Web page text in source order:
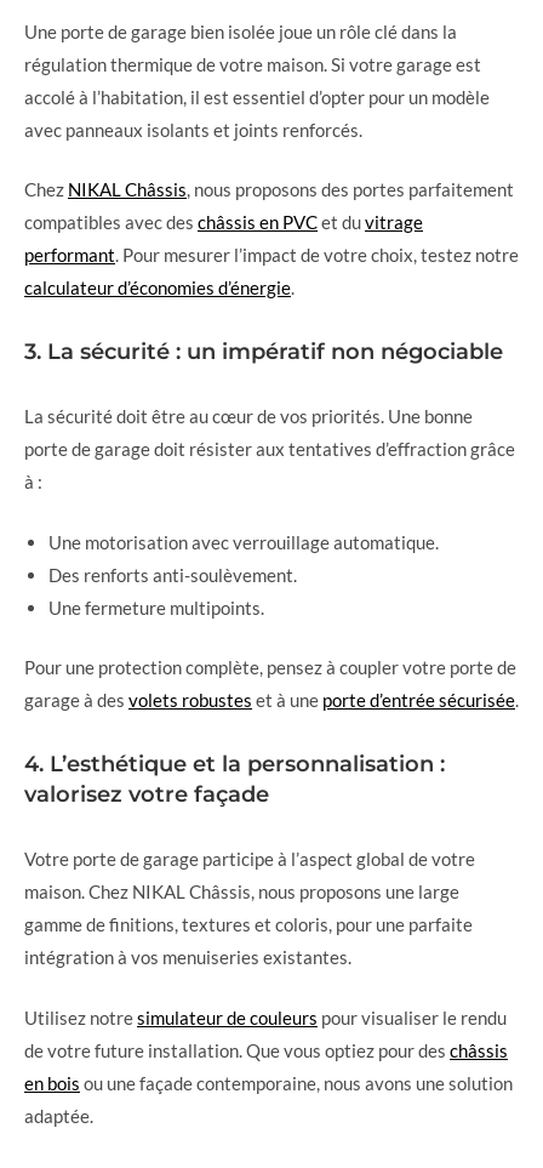
Une porte de garage bien isolée joue un rôle clé dans la
régulation thermique de votre maison. Si votre garage est
accolé à l’habitation, il est essentiel d’opter pour un modèle
avec panneaux isolants et joints renforcés.
Chez NIKAL Châssis, nous proposons des portes parfaitement
compatibles avec des châssis en PVCet duvitrage
performant. Pour mesurer l’impact de votre choix, testez notre
calculateur d’économies d’énergie.
3. La sécurité : un impératif non négociable
La sécurité doit être au cœur de vos priorités. Une bonne
porte de garage doit résister aux tentatives d’effraction grâce
à :
Une motorisation avec verrouillage automatique.
Des renforts anti-soulèvement.
Une fermeture multipoints.
Pour une protection complète, pensez à coupler votre porte de
garage à des volets robustes et à une porte d’entrée sécurisée.
4. L’esthétique et la personnalisation :
valorisez votre façade
Votre porte de garage participe à l’aspect global de votre
maison. Chez NIKAL Châssis, nous proposons une large
gamme de finitions, textures et coloris, pour une parfaite
intégration à vos menuiseries existantes.
Utilisez notresimulateur de couleurs pour visualiser le rendu
de votre future installation. Que vous optiez pour des châssis
en bois ou une façade contemporaine, nous avons une solution
adaptée.